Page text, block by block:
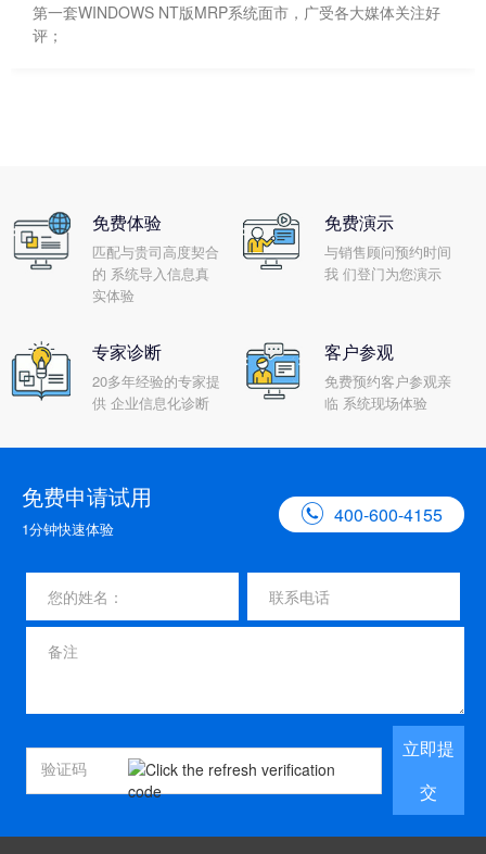
第一套WINDOWS NT版MRP系统面市，广受各大媒体关注好
评；
免费体验
匹配与贵司高度契合
的 系统导入信息真
实体验
免费演示
与销售顾问预约时间
我 们登门为您演示
专家诊断
20多年经验的专家提
供 企业信息化诊断
客户参观
免费预约客户参观亲
临 系统现场体验
免费申请试用
1分钟快速体验
 400-600-4155
立即提
交